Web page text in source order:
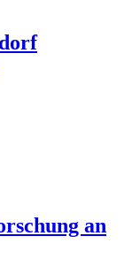
an